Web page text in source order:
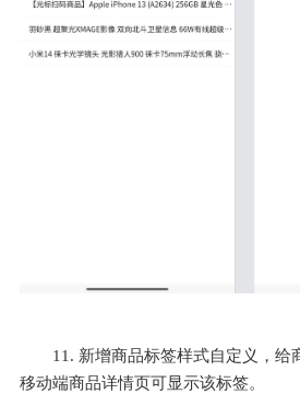
11. 新增商品标签样式自定义，给
移动端商品详情页可显示该标签。